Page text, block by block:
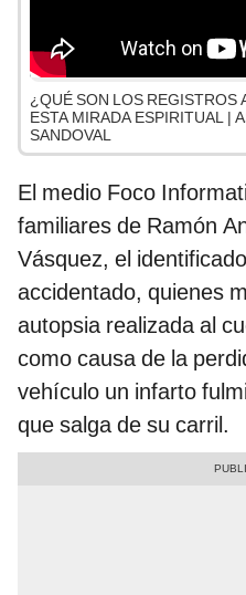
¿QUÉ SON LOS REGISTROS
ESTA MIRADA ESPIRITUAL |
SANDOVAL
El medio Foco
familiares de Ramón
Vásquez, el
accidentado, quienes
autopsia realizada al
como causa de la
vehículo un infarto
que salga de su carril.